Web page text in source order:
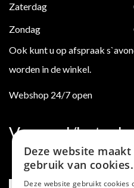
Zaterdag
Zondag
Ook kunt u op afspraak
worden in de winkel.
Webshop 24/7 open
Verzend/
Deze website maakt
gebruik van cookies.
Deze website gebruikt cookies